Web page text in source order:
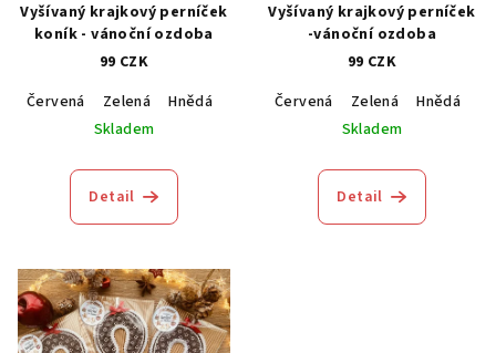
Vyšívaný krajkový perníček
koník - vánoční ozdoba
99 CZK
Červená
Zelená Hnědá
Modrá
Skladem
Detail
Vyšívaný krajkový perníček
-vánoční ozdoba
99 CZK
Červená
Zelená Hnědá
Skladem
Detail